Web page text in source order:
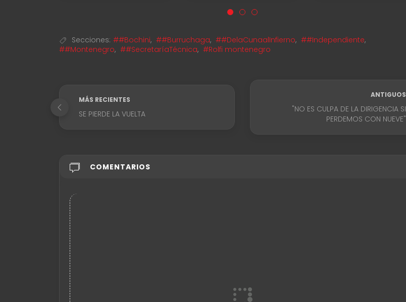
Secciones: ##Bochini, ##Burruchaga, ##DelaCunaalInfierno, ##Independiente,
##Montenegro, ##SecretaríaTécnica, #Rolfi montenegro
MÁS RECIENTES
SE PIERDE LA VUELTA
ANTIGUOS
"NO ES CULPA DE LA DIRIGENCIA SI
PERDEMOS CON NUEVE"
COMENTARIOS